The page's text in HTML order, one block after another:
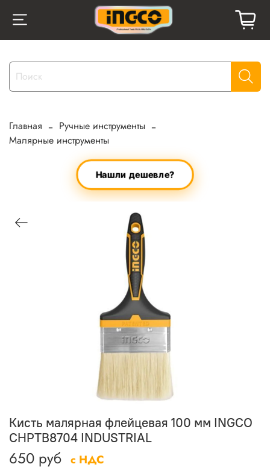
Главная
Ручные инструменты
Малярные инструменты
Нашли дешевле?
Кисть малярная флейцевая 100 мм INGCO
CHPTB8704 INDUSTRIAL
650 руб с НДС